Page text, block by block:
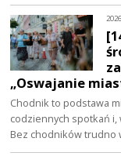
„Oswajanie
Chodnik to podstawa
codziennych spotkań
Bez chodników trudno